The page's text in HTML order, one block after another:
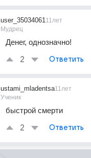
user_35034061
Мудрец
11лет
Денег, однозначно!
2 Ответить
ustami_mladentsa
Ученик
11лет
быстрой смерти
2 Ответить